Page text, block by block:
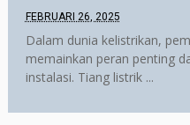
FEBRUARI 26, 2025
Dalam dunia kelistrikan,
memainkan peran penting
instalasi. Tiang listrik ...